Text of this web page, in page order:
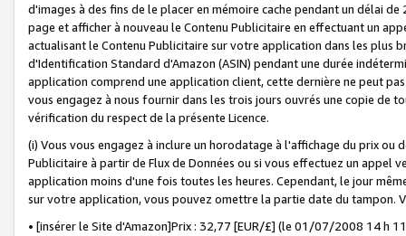
d'images à des fins de le placer en mémoire cache pendant un délai
page et afficher à nouveau le Contenu Publicitaire en effectuant un
actualisant le Contenu Publicitaire sur votre application dans les plus
d'Identification Standard d'Amazon (ASIN) pendant une durée
application comprend une application client, cette dernière ne peut
vous engagez à nous fournir dans les trois jours ouvrés une copie de
vérification du respect de la présente Licence.
(i) Vous vous engagez à inclure un horodatage à l'affichage du prix
Publicitaire à partir de Flux de Données ou si vous effectuez un appel
application moins d'une fois toutes les heures. Cependant, le jour
sur votre application, vous pouvez omettre la partie date du tampon.
• [insérer le Site d'Amazon]Prix : 32,77 [EUR/£] (le 01/07/2008 14 h